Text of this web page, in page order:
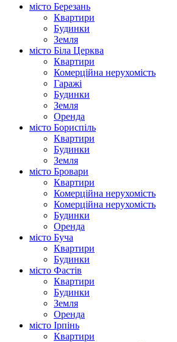
місто Березань
Квартири
Будинки
Земля
місто Біла Церква
Квартири
Комерційна нерухомість
Гаражі
Будинки
Земля
Оренда
місто Бориспіль
Квартири
Будинки
Земля
місто Бровари
Квартири
Комерційна нерухомість
Комерційна нерухомість
Будинки
Оренда
місто Буча
Квартири
Будинки
місто Фастів
Квартири
Будинки
Земля
Оренда
місто Ірпінь
Квартири